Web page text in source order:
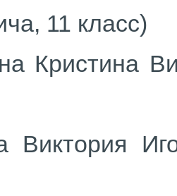
11 класс)
Кристина
Виктория